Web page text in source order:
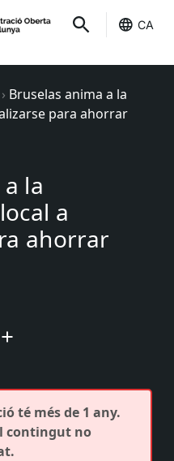
CA
› Bruselas anima a la
para ahorrar
la
a
ahorrar
té més de 1 any.
contingut no